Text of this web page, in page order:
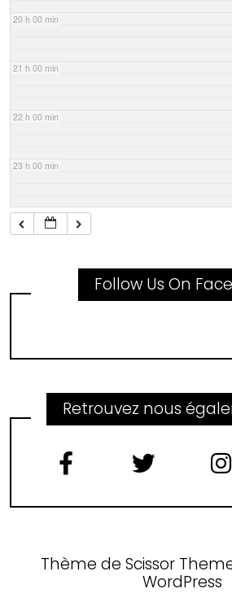
20 h 00 min
21 h 00 min
22 h 00 min
23 h 00 min
Follow Us On
Retrouvez nous
Thème de Scissor
WordPress